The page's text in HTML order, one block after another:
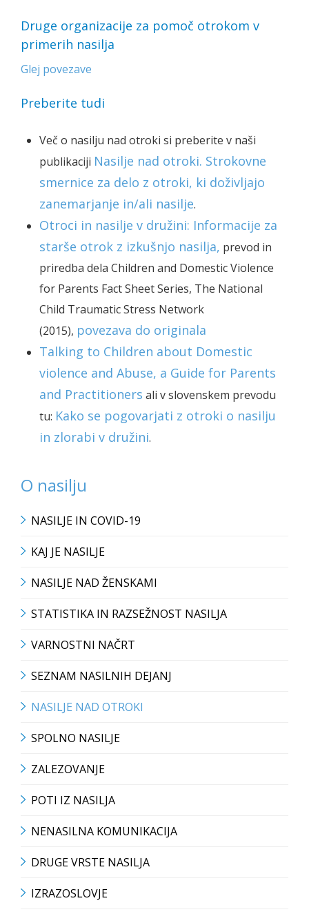
Druge organizacije za pomoč otrokom v
primerih nasilja
Glej povezave
Preberite tudi
Več o nasilju nad otroki si preberite v naši
publikaciji Nasilje nad otroki. Strokovne
smernice za delo z otroki, ki doživljajo
zanemarjanje in/ali nasilje.
Otroci in nasilje v družini: Informacije za
starše otrok z izkušnjo nasilja, prevod in
priredba dela Children and Domestic Violence
for Parents Fact Sheet Series, The National
Child Traumatic Stress Network
(2015), povezava do originala
Talking to Children about Domestic
violence and Abuse, a Guide for Parents
and Practitioners ali v slovenskem prevodu
tu: Kako se pogovarjati z otroki o nasilju
in zlorabi v družini.
O nasilju
NASILJE IN COVID-19
KAJ JE NASILJE
NASILJE NAD ŽENSKAMI
STATISTIKA IN RAZSEŽNOST NASILJA
VARNOSTNI NAČRT
SEZNAM NASILNIH DEJANJ
NASILJE NAD OTROKI
SPOLNO NASILJE
ZALEZOVANJE
POTI IZ NASILJA
NENASILNA KOMUNIKACIJA
DRUGE VRSTE NASILJA
IZRAZOSLOVJE